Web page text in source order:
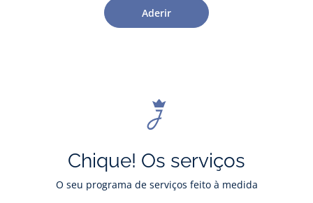
Aderir
Chique! Os serviços
O seu programa de serviços feito à medida